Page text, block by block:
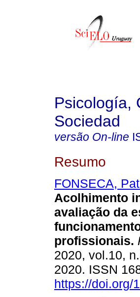
Psicología,
Sociedad
versão On-line
Resumo
FONSECA,
Acolhimento
avaliação da
profissionais.
2020, vol.10,
2020. ISSN
https://doi.org/